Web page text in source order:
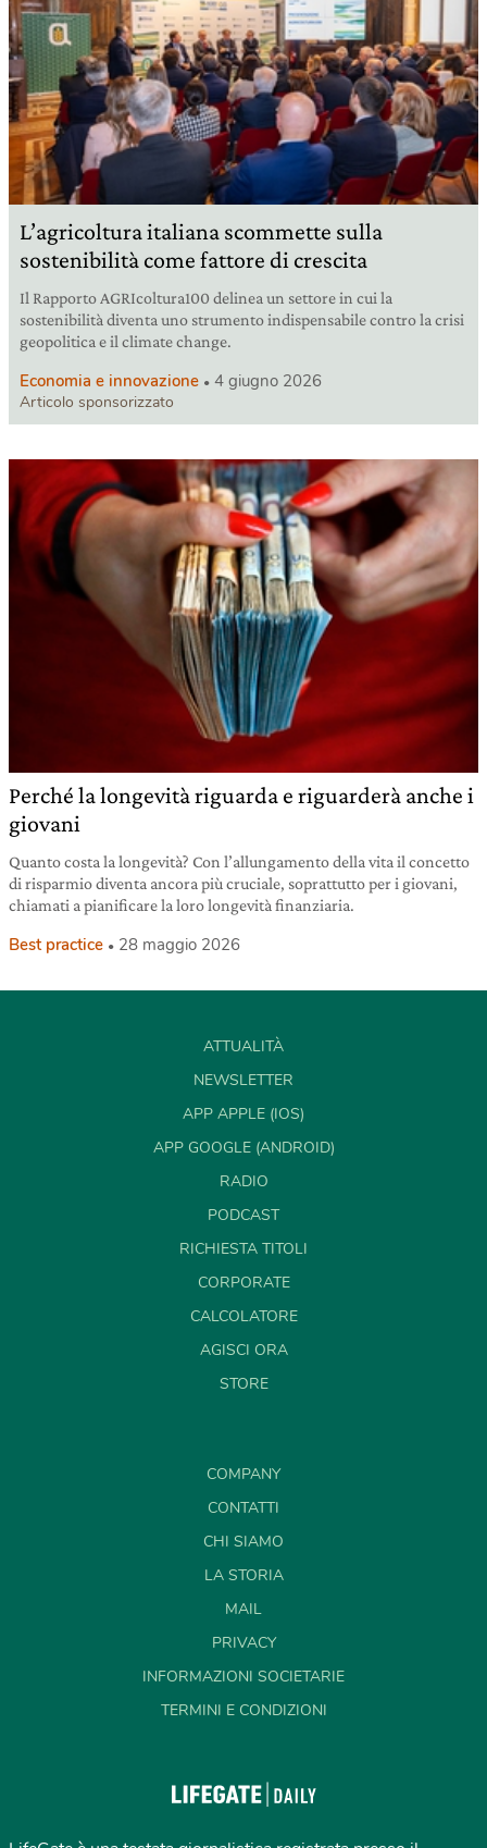
L’agricoltura italiana scommette sulla
sostenibilità come fattore di crescita
Il Rapporto AGRIcoltura100 delinea un settore in cui la
sostenibilità diventa uno strumento indispensabile contro la crisi
geopolitica e il climate change.
Economia e innovazione 4 giugno 2026
Articolo sponsorizzato
Perché la longevità riguarda e riguarderà anche i
giovani
Quanto costa la longevità? Con l’allungamento della vita il concetto
di risparmio diventa ancora più cruciale, soprattutto per i giovani,
chiamati a pianificare la loro longevità finanziaria.
Best practice 28 maggio 2026
ATTUALITÀ
NEWSLETTER
APP APPLE (IOS)
APP GOOGLE (ANDROID)
RADIO
PODCAST
RICHIESTA TITOLI
CORPORATE
CALCOLATORE
AGISCI ORA
STORE
COMPANY
CONTATTI
CHI SIAMO
LA STORIA
MAIL
PRIVACY
INFORMAZIONI SOCIETARIE
TERMINI E CONDIZIONI